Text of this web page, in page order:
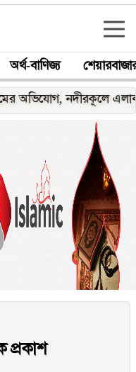
অর্থ-বাণিজ্য
নদীরকূলে এলাকাবাসীর
প্রকাশ